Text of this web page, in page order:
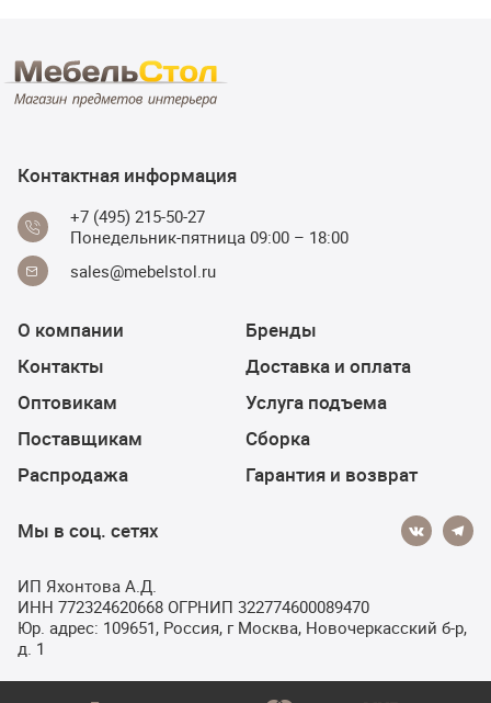
Контактная информация
+7 (495) 215-50-27
Понедельник-пятница 09:00 – 18:00
sales@mebelstol.ru
О компании
Контакты
Оптовикам
Поставщикам
Распродажа
Бренды
Доставка и оплата
Услуга подъема
Сборка
Гарантия и возврат
Мы в соц. сетях
ИП Яхонтова А.Д.
ИНН 772324620668 ОГРНИП 322774600089470
Юр. адрес: 109651, Россия, г Москва, Новочеркасский б-р,
д. 1